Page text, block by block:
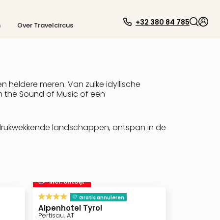
Over Travelcircus +32 380 84 785
meren. Van zulke idyllische
the Sound of Music of een
landschappen, ontspan in de
incl. ontbijt
Gratis annuleren
Alpenhotel Tyrol
Pertisau, AT